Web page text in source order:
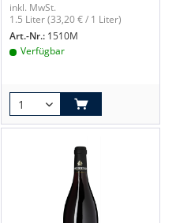
inkl. MwSt.
1.5 Liter(33,20 € / 1 Liter)
Art.-Nr.: 1510M
Verfügbar